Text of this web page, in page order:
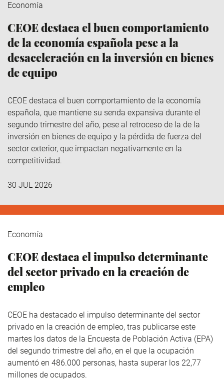
Economía
CEOE destaca el buen comportamiento
de la economía española pese a la
desaceleración en la inversión en bienes
de equipo
CEOE destaca el buen comportamiento de la economía
española, que mantiene su senda expansiva durante el
segundo trimestre del año, pese al retroceso de la de la
inversión en bienes de equipo y la pérdida de fuerza del
sector exterior, que impactan negativamente en la
competitividad.
30 JUL 2026
Economía
CEOE destaca el impulso determinante
del sector privado en la creación de
empleo
CEOE ha destacado el impulso determinante del sector
privado en la creación de empleo, tras publicarse este
martes los datos de la Encuesta de Población Activa (EPA)
del segundo trimestre del año, en el que la ocupación
aumentó en 486.000 personas, hasta superar los 22,77
millones de ocupados.